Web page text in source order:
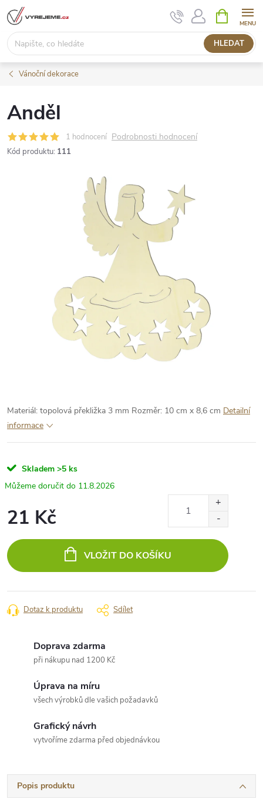
Přejít
na
obsah
HLEDAT
NÁKUPNÍ
KOŠÍK
Vánoční dekorace
Anděl
1 hodnocení Podrobnosti hodnocení
Kód produktu: 111
Materiál: topolová překližka 3 mm Rozměr: 10 cm x 8,6 cm Detailní
informace
Skladem >5 ks
11.8.2026
21 Kč
cena:
VLOŽIT DO KOŠÍKU
Dotaz k produktu Sdílet
Doprava zdarma
při nákupu nad 1200 Kč
Úprava na míru
všech výrobků dle vašich požadavků
Grafický návrh
vytvoříme zdarma před objednávkou
Popis produktu